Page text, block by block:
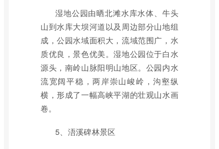
湿地公园由晒北滩水库水体、牛头
山到水库大坝河道以及周边部分山地组
成，公园水域面积大，流域范围广，水
质优良，景色优美。湿地公园位于白水
源头，南岭山脉阳明山地区。公园内水
流宽阔平稳，两岸崇山峻岭，沟壑纵
横，形成了一幅高峡平湖的壮观山水画
卷。
5、浯溪碑林景区